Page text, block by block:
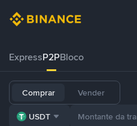
ExpressP2PBloco
Comprar Vender
USDT